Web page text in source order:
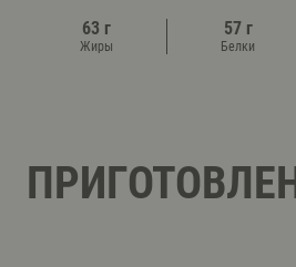
63 г
Жиры
57 г
Белки